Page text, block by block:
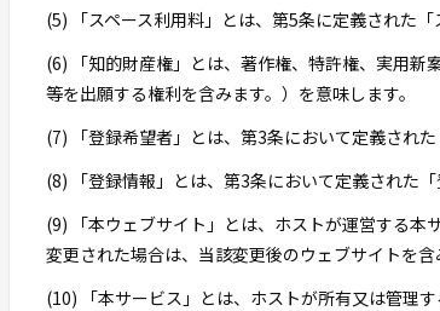
(5) 「スペース利用料」とは、第5条に定義された「
(6) 「知的財産権」とは、著作権、特許権、実用
等を出願する権利を含みます。）を意味します。
(7) 「登録希望者」とは、第3条において定義された
(8) 「登録情報」とは、第3条において定義された「
(9) 「本ウェブサイト」とは、ホストが運営する
変更された場合は、当該変更後のウェブサイトを含
(10) 「本サービス」とは、ホストが所有又は管理